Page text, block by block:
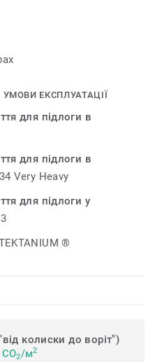
ЕКСПЛУАТАЦІЇ
для підлоги в
для підлоги в
34 Very Heavy
для підлоги у
®
колиски до воріт")
2/м2